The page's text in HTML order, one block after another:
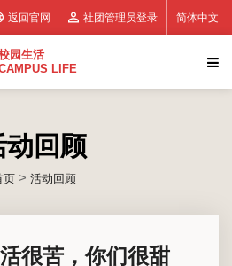
返回官网 社团管理员登录 简体中文
园生活
LIFE
动回顾
页> 活动回顾
很苦，你们很甜